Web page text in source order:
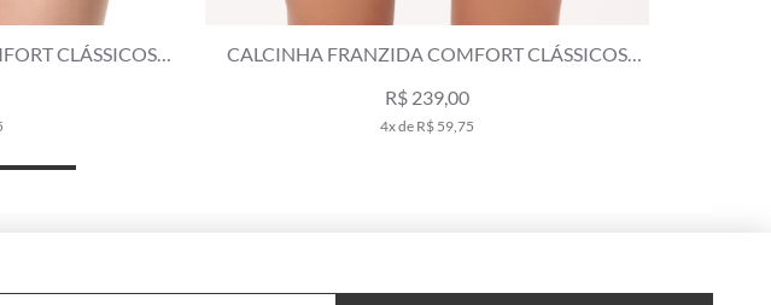
CLÁSSICOS
CALCINHA FRANZIDA COMFORT DRAPING
R$ 199,00R$ 119,00
2x de R$ 59,50